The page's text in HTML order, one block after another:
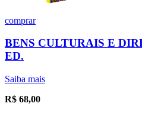
comprar
BENS CULTURAIS E
ED.
Saiba mais
R$ 68,00